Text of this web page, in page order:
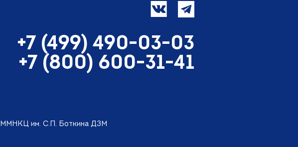
+7 (499) 490-03-03
+7 (800) 600-31-41
ММНКЦ им. С.П. Боткина ДЗМ